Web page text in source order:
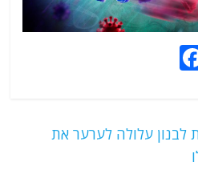
e
לבנון עלולה לערער את